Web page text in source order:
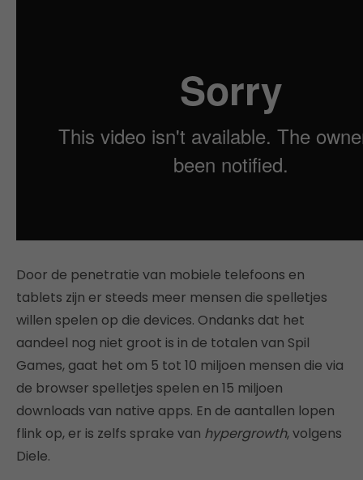
Door de penetratie van mobiele telefoons en
tablets zijn er steeds meer mensen die spelletjes
willen spelen op die devices. Ondanks dat het
aandeel nog niet groot is in de totalen van Spil
Games, gaat het om 5 tot 10 miljoen mensen die via
de browser spelletjes spelen en 15 miljoen
downloads van native apps. En de aantallen lopen
flink op, er is zelfs sprake van hypergrowth, volgens
Diele.